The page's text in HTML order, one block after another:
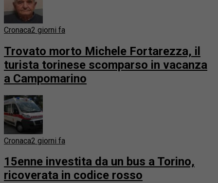
Cronaca2 giorni fa
Trovato morto Michele Fortarezza, il
turista torinese scomparso in vacanza
a Campomarino
Cronaca2 giorni fa
15enne investita da un bus a Torino,
ricoverata in codice rosso